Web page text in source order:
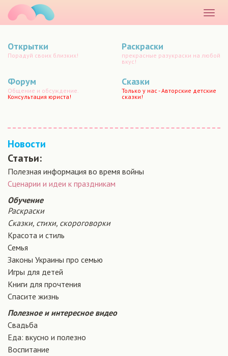
меню
Открытки
Порадуй своих близких!
Раскраски
прекрасные разукраски на любой
вкус!
Форум
Общение и обсуждение.
Консультация юриста!
Сказки
Только у нас - Авторские детские
сказки!
Новости
Статьи:
Полезная информация во время войны
Сценарии и идеи к праздникам
Обучение
Раскраски
Сказки, стихи, скороговорки
Красота и стиль
Семья
Законы Украины про семью
Игры для детей
Книги для прочтения
Спасите жизнь
Полезное и интересное видео
Свадьба
Еда: вкусно и полезно
Воспитание